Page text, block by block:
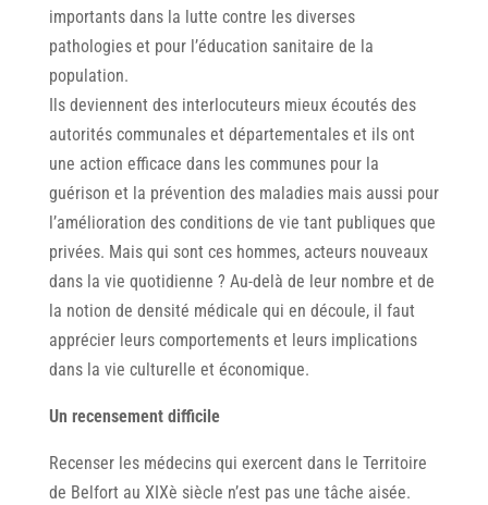
importants dans la lutte contre les diverses
pathologies et pour l’éducation sanitaire de la
population.
Ils deviennent des interlocuteurs mieux écoutés des
autorités communales et départementales et ils ont
une action efficace dans les communes pour la
guérison et la prévention des maladies mais aussi pour
l’amélioration des conditions de vie tant publiques que
privées. Mais qui sont ces hommes, acteurs nouveaux
dans la vie quotidienne ? Au-delà de leur nombre et de
la notion de densité médicale qui en découle, il faut
apprécier leurs comportements et leurs implications
dans la vie culturelle et économique.
Un recensement difficile
Recenser les médecins qui exercent dans le Territoire
de Belfort au XIXè siècle n’est pas une tâche aisée.